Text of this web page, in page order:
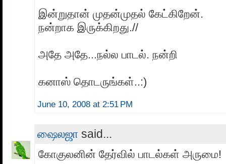
இன்றுதான் முதன்முதல் கேட்கிறேன்.
நன்றாக இருக்கிறது.//
அதே அதே...நல்ல பாடல். நன்றி
கனாஸ் தொடருங்கள்..:)
June 10, 2008 at 2:51 PM
ஷைலஜா said...
கோகுலனின் தேர்வில் பாடல்கள் அருமை!